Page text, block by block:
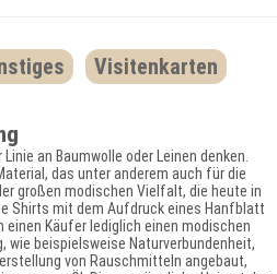
Visitenkarten
an Baumwolle oder Leinen denken.
das unter anderem auch für die
großen modischen Vielfalt, die heute in
Shirts mit dem Aufdruck eines Hanfblatt
Käufer lediglich einen modischen
wie beispielsweise Naturverbundenheit,
von Rauschmitteln angebaut,